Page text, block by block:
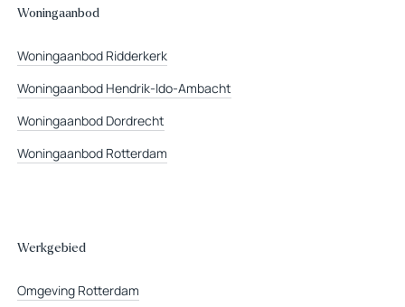
Woningaanbod
Woningaanbod Ridderkerk
Woningaanbod Hendrik-Ido-Ambacht
Woningaanbod Dordrecht
Woningaanbod Rotterdam
Werkgebied
Omgeving Rotterdam